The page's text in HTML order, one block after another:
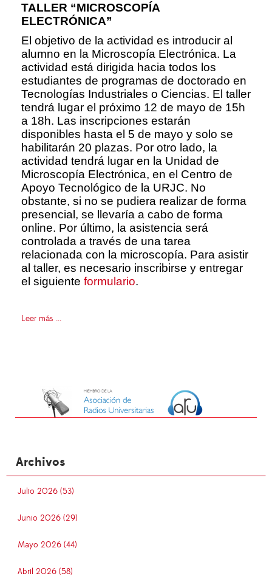
TALLER “MICROSCOPÍA
ELECTRÓNICA”
El objetivo de la actividad es introducir al
alumno en la Microscopía Electrónica. La
actividad está dirigida hacia todos los
estudiantes de programas de doctorado en
Tecnologías Industriales o Ciencias. El taller
tendrá lugar el próximo 12 de mayo de 15h
a 18h. Las inscripciones estarán
disponibles hasta el 5 de mayo y solo se
habilitarán 20 plazas. Por otro lado, la
actividad tendrá lugar en la Unidad de
Microscopía Electrónica, en el Centro de
Apoyo Tecnológico de la URJC. No
obstante, si no se pudiera realizar de forma
presencial, se llevaría a cabo de forma
online. Por último, la asistencia será
controlada a través de una tarea
relacionada con la microscopía. Para asistir
al taller, es necesario inscribirse y entregar
el siguiente formulario.
Leer más ...
Archivos
Julio 2026 (53)
Junio 2026 (29)
Mayo 2026 (44)
Abril 2026 (58)